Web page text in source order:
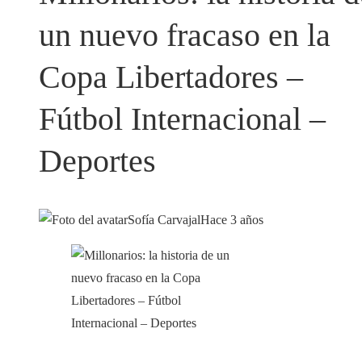
un nuevo fracaso en la
Copa Libertadores –
Fútbol Internacional –
Deportes
Sofía CarvajalHace 3 años